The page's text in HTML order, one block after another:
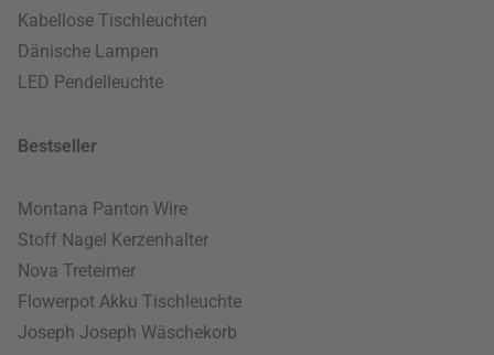
Kabellose Tischleuchten
Dänische Lampen
LED Pendelleuchte
Bestseller
Montana Panton Wire
Stoff Nagel Kerzenhalter
Nova Treteimer
Flowerpot Akku Tischleuchte
Joseph Joseph Wäschekorb